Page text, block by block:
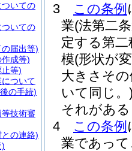
3
この条例
業(法第二
定する第
模(形状が
大きさそ
いて同じ。
それがあ
4
この条例
業であっ
いての
いての
届出等)
成等)
等)
ついて
の手続)
技術審
の連絡)
)